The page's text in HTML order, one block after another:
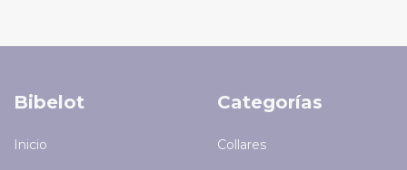
Bibelot
Inicio
Categorías
Collares